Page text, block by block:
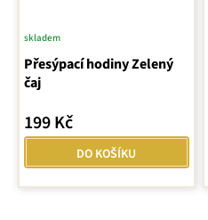
Přesýpací hodiny Zelený
čaj
skladem
199 Kč
DO KOŠÍKU